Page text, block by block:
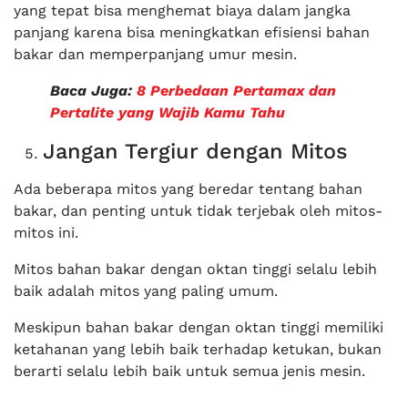
yang tepat bisa menghemat biaya dalam jangka
panjang karena bisa meningkatkan efisiensi bahan
bakar dan memperpanjang umur mesin.
Baca Juga: 8 Perbedaan Pertamax dan
Pertalite yang Wajib Kamu Tahu
Jangan Tergiur dengan Mitos
Ada beberapa mitos yang beredar tentang bahan
bakar, dan penting untuk tidak terjebak oleh mitos-
mitos ini.
Mitos bahan bakar dengan oktan tinggi selalu lebih
baik adalah mitos yang paling umum.
Meskipun bahan bakar dengan oktan tinggi memiliki
ketahanan yang lebih baik terhadap ketukan, bukan
berarti selalu lebih baik untuk semua jenis mesin.